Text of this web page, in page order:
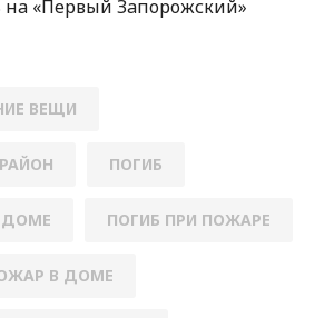
«Первый Зaпoрoжский»
ВЕЩИ
ПОГИБ
ДОМЕ ПОГИБ ПРИ ПОЖАРЕ
В ДОМЕ